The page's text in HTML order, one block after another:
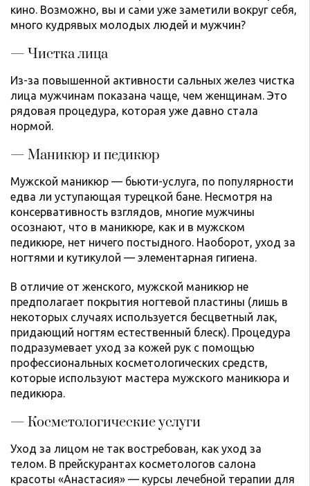
кино. Возможно, вы и сами уже заметили вокруг себя,
много кудрявых молодых людей и мужчин?
— Чистка лица
Из-за повышенной активности сальных желез чистка
лица мужчинам показана чаще, чем женщинам. Это
рядовая процедура, которая уже давно стала
нормой.
— Маникюр и педикюр
Мужской маникюр — бьюти-услуга, по популярности
едва ли уступающая турецкой бане. Несмотря на
консервативность взглядов, многие мужчины
осознают, что в маникюре, как и в мужском
педикюре, нет ничего постыдного. Наоборот, уход за
ногтями и кутикулой — элементарная гигиена.
В отличие от женского, мужской маникюр не
предполагает покрытия ногтевой пластины (лишь в
некоторых случаях используется бесцветный лак,
придающий ногтям естественный блеск). Процедура
подразумевает уход за кожей рук с помощью
профессиональных косметологических средств,
которые используют мастера мужского маникюра и
педикюра.
— Косметологические услуги
Уход за лицом не так востребован, как уход за
телом. В прейскурантах косметологов салона
красоты «Анастасия» — курсы лечебной терапии для